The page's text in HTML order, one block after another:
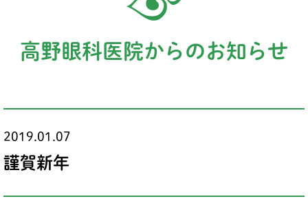
高野眼科医院からのお知らせ
2019.01.07
謹賀新年